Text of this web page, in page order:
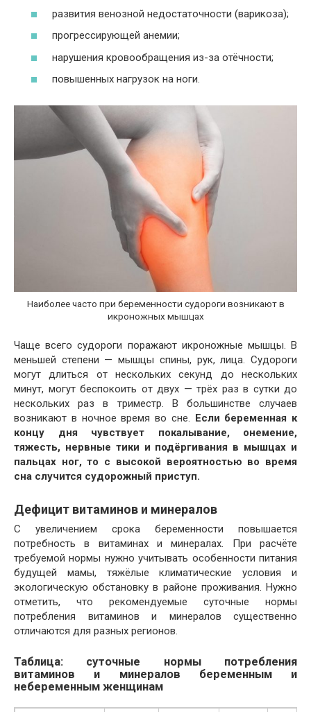
развития венозной недостаточности (варикоза);
прогрессирующей анемии;
нарушения кровообращения из-за отёчности;
повышенных нагрузок на ноги.
Наиболее часто при беременности судороги возникают в
икроножных мышцах
Чаще всего судороги поражают икроножные мышцы. В
меньшей степени — мышцы спины, рук, лица. Судороги
могут длиться от нескольких секунд до нескольких
минут, могут беспокоить от двух — трёх раз в сутки до
нескольких раз в триместр. В большинстве случаев
возникают в ночное время во сне. Если беременная к
концу дня чувствует покалывание, онемение,
тяжесть, нервные тики и подёргивания в мышцах и
пальцах ног, то с высокой вероятностью во время
сна случится судорожный приступ.
Дефицит витаминов и минералов
С увеличением срока беременности повышается
потребность в витаминах и минералах. При расчёте
требуемой нормы нужно учитывать особенности питания
будущей мамы, тяжёлые климатические условия и
экологическую обстановку в районе проживания. Нужно
отметить, что рекомендуемые суточные нормы
потребления витаминов и минералов существенно
отличаются для разных регионов.
Таблица: суточные нормы потребления
витаминов и минералов беременным и
небеременным женщинам